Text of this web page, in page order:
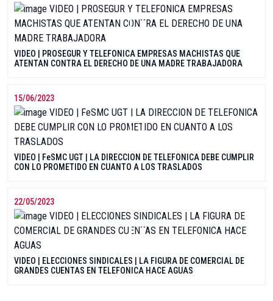
VIDEO | PROSEGUR Y TELEFONICA EMPRESAS MACHISTAS QUE
ATENTAN CONTRA EL DERECHO DE UNA MADRE TRABAJADORA
15/06/2023
VIDEO | FeSMC UGT | LA DIRECCION DE TELEFONICA DEBE CUMPLIR
CON LO PROMETIDO EN CUANTO A LOS TRASLADOS
22/05/2023
VIDEO | ELECCIONES SINDICALES | LA FIGURA DE COMERCIAL DE
GRANDES CUENTAS EN TELEFONICA HACE AGUAS